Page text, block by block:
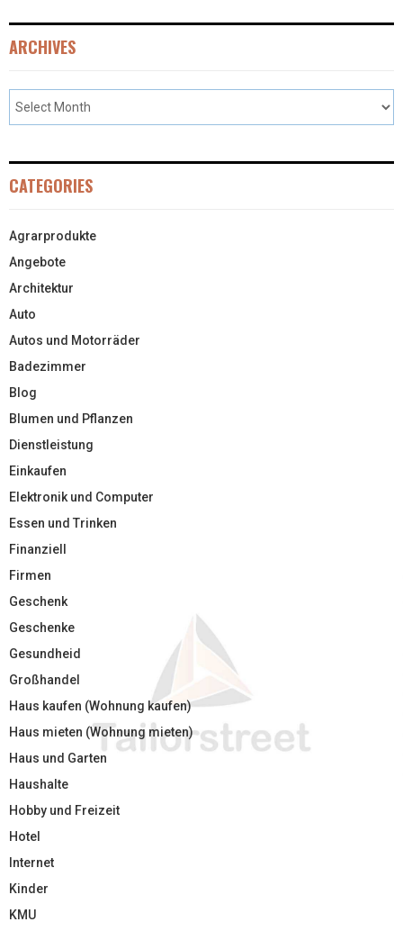
ARCHIVES
CATEGORIES
Agrarprodukte
Angebote
Architektur
Auto
Autos und Motorräder
Badezimmer
Blog
Blumen und Pflanzen
Dienstleistung
Einkaufen
Elektronik und Computer
Essen und Trinken
Finanziell
Firmen
Geschenk
Geschenke
Gesundheid
Großhandel
Haus kaufen (Wohnung kaufen)
Haus mieten (Wohnung mieten)
Haus und Garten
Haushalte
Hobby und Freizeit
Hotel
Internet
Kinder
KMU